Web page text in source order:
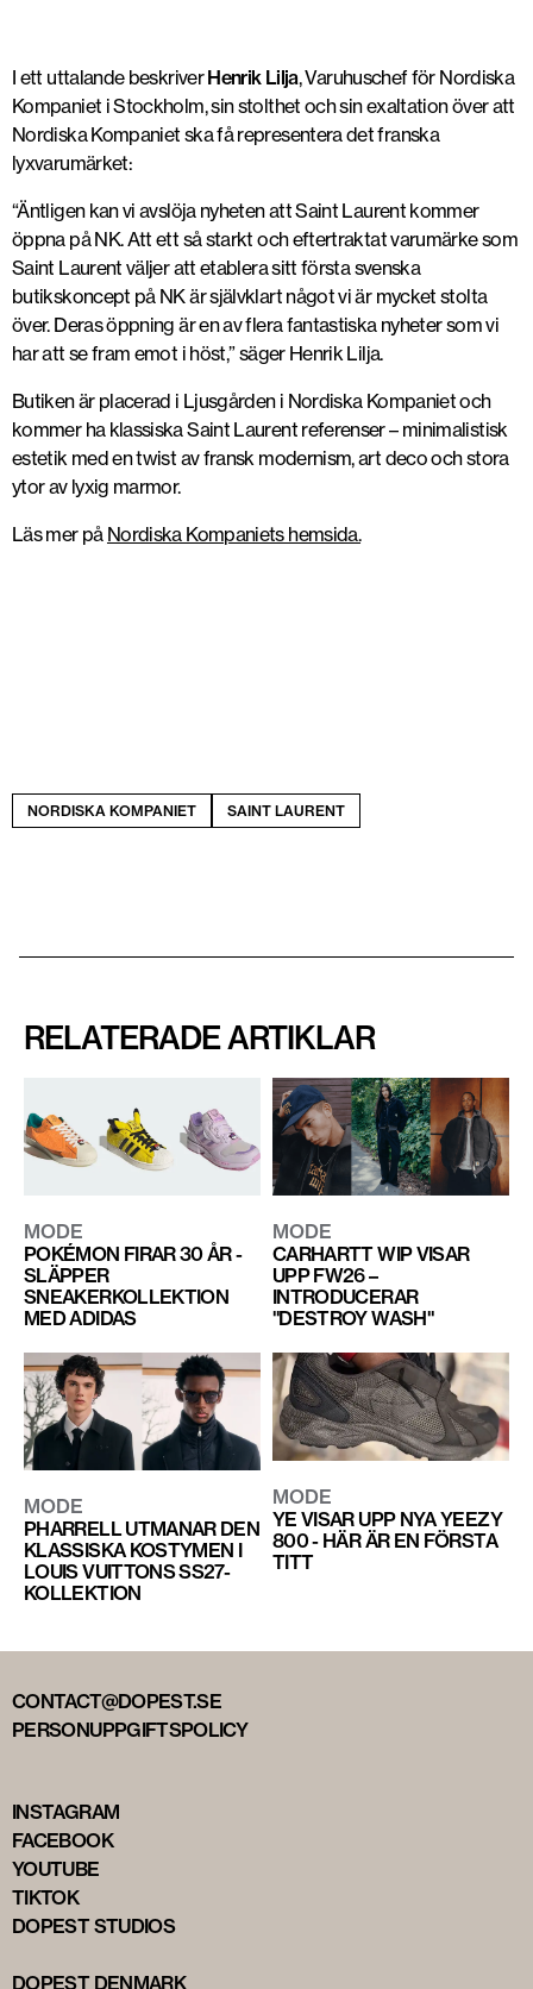
I ett uttalande beskriverHenrik Lilja, Varuhuschef för Nordiska
Kompaniet i Stockholm, sin stolthet och sin exaltation över att
Nordiska Kompaniet ska få representera det franska
lyxvarumärket:
“Äntligen kan vi avslöja nyheten att Saint Laurent kommer
öppna på NK. Att ett så starkt och eftertraktat varumärke som
Saint Laurent väljer att etablera sitt första svenska
butikskoncept på NK är självklart något vi är mycket stolta
över. Deras öppning är en av flera fantastiska nyheter som vi
har att se fram emot i höst,” säger Henrik Lilja.
Butiken är placerad i Ljusgården i Nordiska Kompaniet och
kommer ha klassiska Saint Laurent referenser – minimalistisk
estetik med en twist av fransk modernism, art deco och stora
ytor av lyxig marmor.
Läs mer på Nordiska Kompaniets hemsida.
NORDISKA KOMPANIET SAINT LAURENT
RELATERADE ARTIKLAR
MODE
POKÉMON FIRAR 30 ÅR -
SLÄPPER
SNEAKERKOLLEKTION
MED ADIDAS
MODE
CARHARTT WIP VISAR
UPP FW26 –
INTRODUCERAR
"DESTROY WASH"
MODE
PHARRELL UTMANAR DEN
KLASSISKA KOSTYMEN I
LOUIS VUITTONS SS27-
KOLLEKTION
MODE
YE VISAR UPP NYA YEEZY
800 - HÄR ÄR EN FÖRSTA
TITT
CONTACT@DOPEST.SE
PERSONUPPGIFTSPOLICY
INSTAGRAM
FACEBOOK
YOUTUBE
TIKTOK
DOPEST STUDIOS
DOPEST DENMARK